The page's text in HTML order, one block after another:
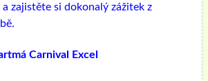
a zajistěte si dokonalý zážitek z
Carnival Excel